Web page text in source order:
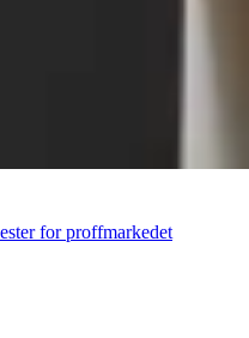
for proffmarkedet